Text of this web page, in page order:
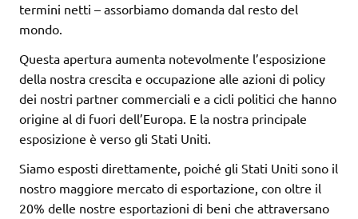
termini netti – assorbiamo domanda dal resto del
mondo.
Questa apertura aumenta notevolmente l’esposizione
della nostra crescita e occupazione alle azioni di policy
dei nostri partner commerciali e a cicli politici che hanno
origine al di fuori dell’Europa. E la nostra principale
esposizione è verso gli Stati Uniti.
Siamo esposti direttamente, poiché gli Stati Uniti sono il
nostro maggiore mercato di esportazione, con oltre il
20% delle nostre esportazioni di beni che attraversano